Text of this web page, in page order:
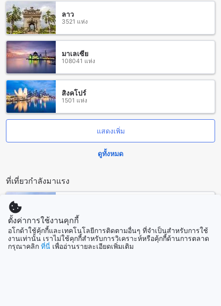
เดียวหรือเตียงคู่ที่พร้อมให้บริการ
การจองห้องพักเหล่านี้ผ่าน Agoda จะให้ประสบการณ์ที่ง่ายและ
ไม่ยุ่งยากให้กับผู้ใช้ นอกจากนี้ยังมีราคาที่ดีที่สุดสำหรับการจอง
ห้องพักที่ภลูเมเรีย วิลลา แอนด์ ไฮด์อเวย์เท่านั้น ดังนั้นคุณจะได้
รับประโยชน์จากการจองห้องพักที่คุ้มค่าและสะดวกสบาย
เมืองแกลง: แหล่งท่องเที่ยวที่สุดของระยอง
เมืองแกลงเป็นเมืองที่มีความสำคัญทางประวัติศาสตร์และ
วัฒนธรรมในจังหวัดระยอง มีสถานที่ท่องเที่ยวหลากหลายที่น่า
สนใจในเมือง ซึ่งจะทำให้คุณหลงใหลในบรรยากาศเมืองเล็กๆ แต่
ความเป็นเมืองที่ยังคงความเป็นอยู่ของมัน อาจพบกับวัฒนธรรม
เที่ยวทางธรรมชาติอีกมากมาย เช่น หาดแกลง ที่มีทรายขาว
ละเอียดและน้ำทะเลใสสวยงาม และอุทยานแห่งชาติเขาสิงห์ ที่นี่
จะมีวิวที่สวยงามของทะเลและภูเขาที่น่าทึ่ง ทำให้เมืองแกลงเป็น
วิธีการเดินทางจากสนามบินใกล้เคียงไปยังภลูเมเรีย วิลลา แอนด์
ไฮด์อเวย์
หากคุณกำลังวางแผนการเดินทางไปยังภลูเมเรีย วิลลา แอนด์
ไฮด์อเวย์ที่ตั้งอยู่ในแกลง ระยอง ไทย และต้องการทราบวิธีการ
เดินทางจากสนามบินใกล้เคียง นี่คือข้อมูลที่คุณต้องรู้:
สนามบินระยอง: หากคุณเดินทางโดยสายการบินภายในประเทศ
ลาว
3521 แห่ง
มาเลเซีย
108041 แห่ง
สิงคโปร์
1501 แห่ง
แสดงเพิ่ม
ดูทั้งหมด
ที่เที่ยวกำลังมาแรง
เกาหลีใต้
ลอสแองเจลิส (CA)
ตั้งค่าการใช้งานคุกกี้
อโกด้าใช้คุ้กกี้และเทคโนโลยีการติดตามอื่นๆ ที่จำเป็นสำหรับการใช้
งานเท่านั้น เราไม่ใช้คุกกี้สำหรับการวิเคราะห์หรือคุ้กกี้ด้านการตลาด
กรุณาคลิก ที่นี่ เพื่ออ่านรายละเอียดเพิ่มเติม